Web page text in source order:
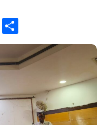
Telegram